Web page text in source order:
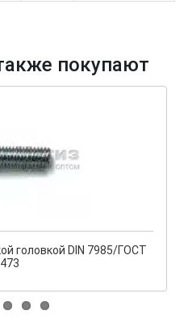
покупают
головкой DIN 7985/ГОСТ